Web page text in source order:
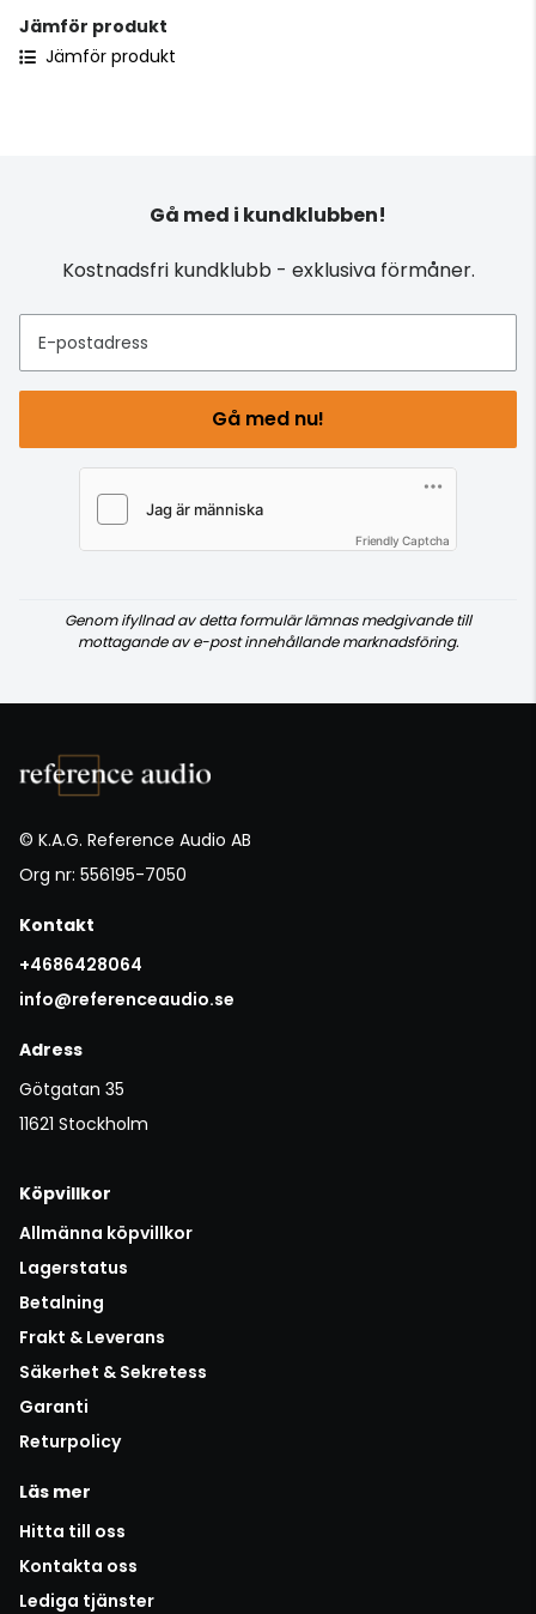
Jämför produkt
Jämför produkt
Gå med i kundklubben!
Kostnadsfri kundklubb - exklusiva förmåner.
E-postadress
Gå med nu!
Friendly Captcha
Genom ifyllnad av detta formulär lämnas medgivande till
mottagande av e-post innehållande marknadsföring.
© K.A.G. Reference Audio AB
Org nr: 556195-7050
Kontakt
+4686428064
info@referenceaudio.se
Adress
Götgatan 35
11621 Stockholm
Köpvillkor
Allmänna köpvillkor
Lagerstatus
Betalning
Frakt & Leverans
Säkerhet & Sekretess
Garanti
Returpolicy
Läs mer
Hitta till oss
Kontakta oss
Lediga tjänster